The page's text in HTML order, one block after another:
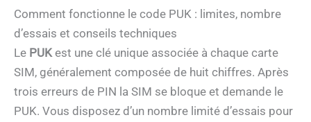
Comment fonctionne le code PUK : limites, nombre
d’essais et conseils techniques
Le PUKest une clé unique associée à chaque carte
SIM, généralement composée de huit chiffres. Après
trois erreurs de PIN la SIM se bloque et demande le
PUK. Vous disposez d’un nombre limité d’essais pour